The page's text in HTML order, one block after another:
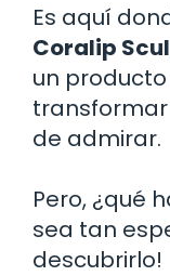
Es aquí
Coralip
un
de admirar.
Pero, ¿qué
sea tan
descubrirlo!